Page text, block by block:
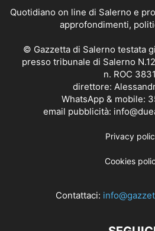
Quotidiano on line di Salerno e
approfondimenti,
© Gazzetta di Salerno testata
presso tribunale di Salerno
n. ROC
direttore:
WhatsApp & mobile:
email pubblicità:
Privacy
Cookies
Contattaci: